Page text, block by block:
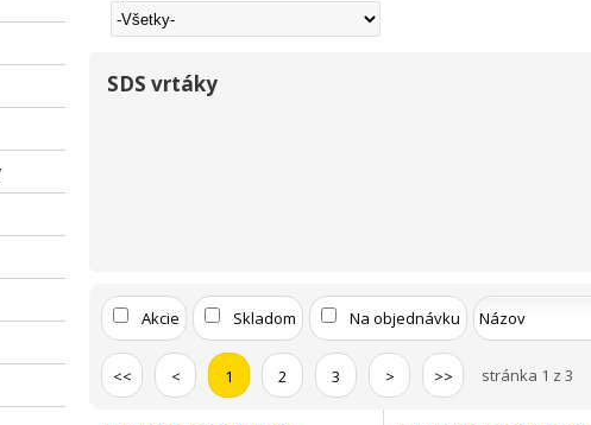
SDS vrtáky
Akcie Skladom Na objednávku
<< < 1 2 3 > >> stránka 1 z 3